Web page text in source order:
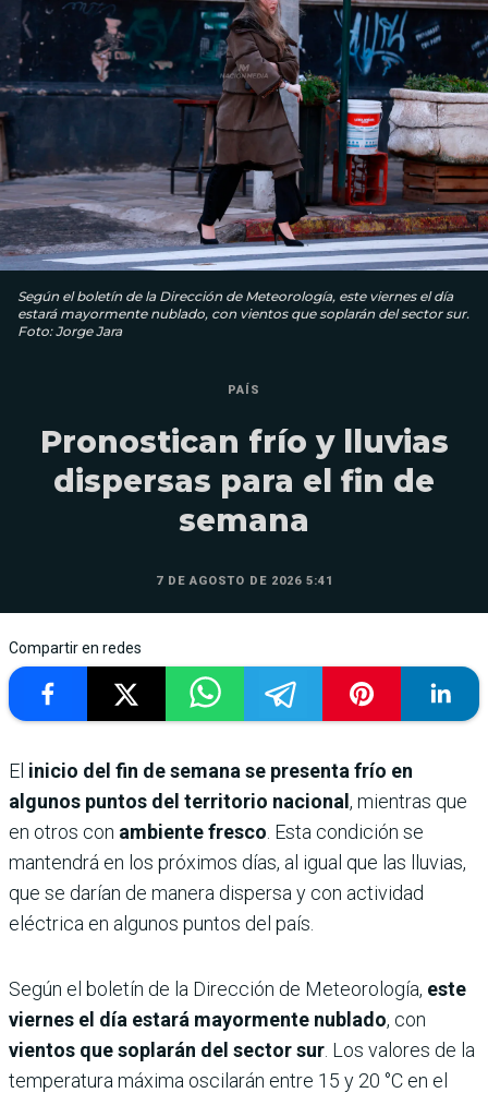
Según el boletín de la Dirección de Meteorología, este viernes el día
estará mayormente nublado, con vientos que soplarán del sector sur.
Foto: Jorge Jara
PAÍS
Pronostican frío y lluvias
dispersas para el fin de
semana
7 DE AGOSTO DE 2026 5:41
Compartir en redes
El inicio del fin de semana se presenta frío en
algunos puntos del territorio nacional , mientras que
en otros con ambiente fresco . Esta condición se
mantendrá en los próximos días, al igual que las lluvias,
que se darían de manera dispersa y con actividad
eléctrica en algunos puntos del país.
Según el boletín de la Dirección de Meteorología, este
viernes el día estará mayormente nublado, con
vientos que soplarán del sector sur . Los valores de la
temperatura máxima oscilarán entre 15 y 20 °C en el